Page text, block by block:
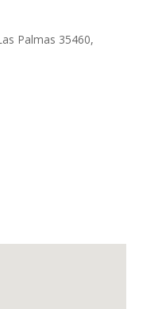
Palmas 35460,